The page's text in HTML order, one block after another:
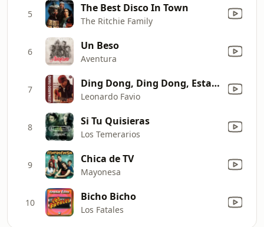
5 The Best Disco In Town
The Ritchie Family
6 Un Beso
Aventura
7 Ding Dong, Ding Dong, Estas Cosas del Amor
Leonardo Favio
8 Si Tu Quisieras
Los Temerarios
9 Chica de TV
Mayonesa
10 Bicho Bicho
Los Fatales